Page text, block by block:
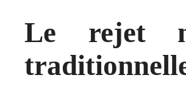
Le rejet